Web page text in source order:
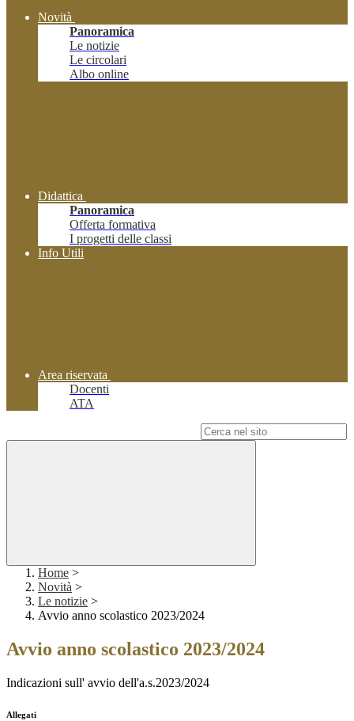
Novità
Panoramica
Le notizie
Le circolari
Albo online
Didattica
Panoramica
Offerta formativa
I progetti delle classi
Info Utili
Area riservata
Docenti
ATA
Home >
Novità >
Le notizie >
Avvio anno scolastico 2023/2024
Avvio anno scolastico 2023/2024
Indicazioni sull' avvio dell'a.s.2023/2024
Allegati